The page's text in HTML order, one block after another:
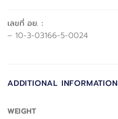
เลขที่ อย. :
– 10-3-03166-5-0024
ADDITIONAL INFORMATION
WEIGHT